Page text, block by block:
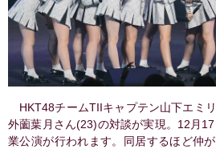
HKT48チームTIIキャプテン山下エミ
外薗葉月さん(23)の対談が実現。12月
業公演が行われます。同居するほど仲